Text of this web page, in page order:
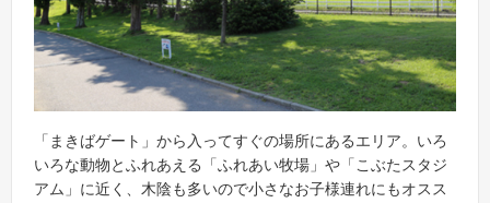
「まきばゲート」から入ってすぐの場所にあるエリア。いろ
いろな動物とふれあえる「ふれあい牧場」や「こぶたスタジ
アム」に近く、木陰も多いので小さなお子様連れにもオスス